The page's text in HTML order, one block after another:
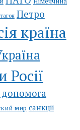
Петро
країна
Росії
допомога
мир санкціі